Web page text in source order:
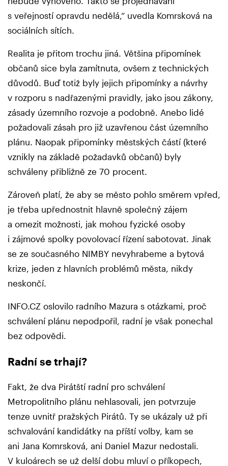
s veřejností opravdu nedělá,“ uvedla Komrsková na
sociálních sítích.
Realita je přitom trochu jiná. Většina připomínek
občanů sice byla zamítnuta, ovšem z technických
důvodů. Buď totiž byly jejich připomínky a návrhy
v rozporu s nadřazenými pravidly, jako jsou zákony,
zásady územního rozvoje a podobně. Anebo lidé
požadovali zásah pro již uzavřenou část územního
plánu. Naopak připomínky městských částí (které
vznikly na základě požadavků občanů) byly
schváleny přibližně ze 70 procent.
Zároveň platí, že aby se město pohlo směrem vpřed,
je třeba upřednostnit hlavně společný zájem
a omezit možnosti, jak mohou fyzické osoby
i zájmové spolky povolovací řízení sabotovat. Jinak
se ze současného NIMBY nevyhrabeme a bytová
krize, jeden z hlavních problémů města, nikdy
neskončí.
INFO.CZ oslovilo radního Mazura s otázkami, proč
schválení plánu nepodpořil, radní je však ponechal
bez odpovědi.
Radní se trhají?
Fakt, že dva Pirátští radní pro schválení
Metropolitního plánu nehlasovali, jen potvrzuje
tenze uvnitř pražských Pirátů. Ty se ukázaly už při
schvalování kandidátky na příští volby, kam se
ani Jana Komrsková, ani Daniel Mazur nedostali.
V kuloárech se už delší dobu mluví o příkopech,